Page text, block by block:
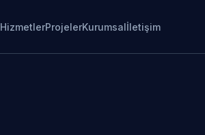
HizmetlerProjelerKurumsalİletişim